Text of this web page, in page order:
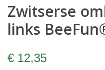
Zwitserse
links
€ 12,35